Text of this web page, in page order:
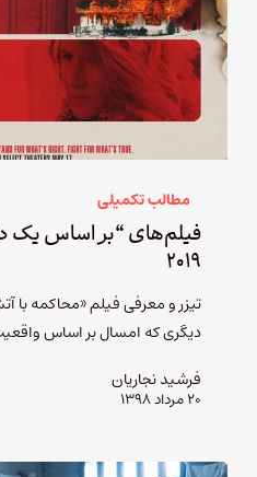
مطالب تکمیلی
فیلم‌های “بر اساس یک
۲۰۱۹
تیزر و معرفی فیلم «محاکمه
دیگری که امسال بر اساس
فرشید نجاریان
۲۰ مرداد ۱۳۹۸